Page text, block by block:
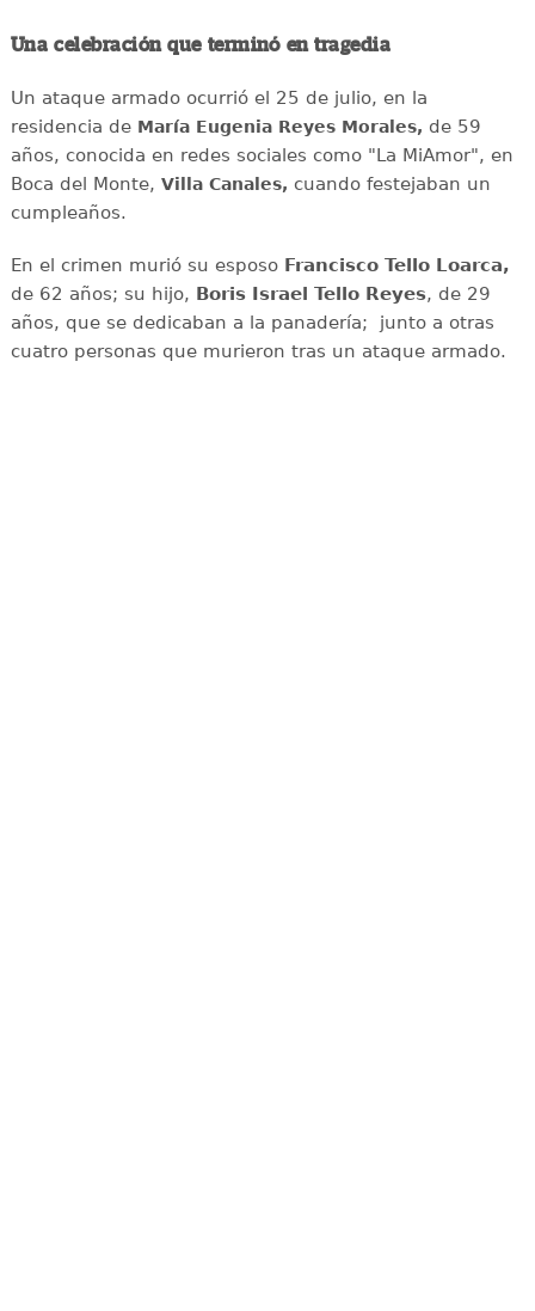
Una celebración que terminó en tragedia
Un ataque armado ocurrió el 25 de julio, en la
residencia de María Eugenia Reyes Morales, de 59
años, conocida en redes sociales como "La MiAmor", en
Boca del Monte, Villa Canales, cuando festejaban un
cumpleaños.
En el crimen murió su esposoFrancisco Tello Loarca,
de 62 años; su hijo, Boris Israel Tello Reyes, de 29
años, que se dedicaban a la panadería; junto a otras
cuatro personas que murieron tras un ataque armado.